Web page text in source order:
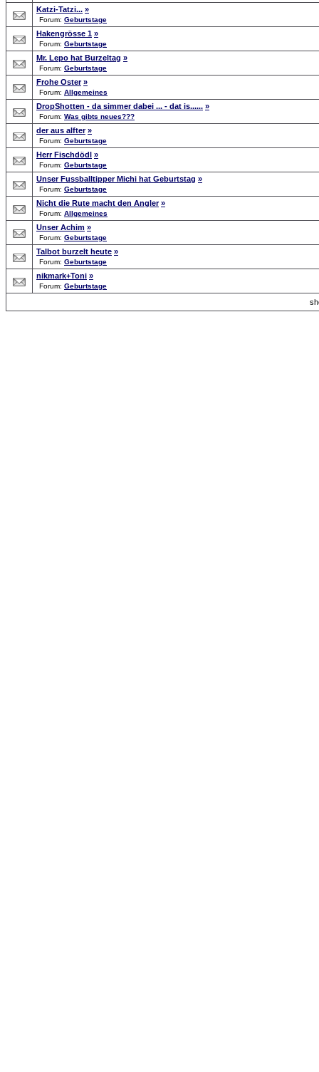
Katzi-Tatzi... »
Forum: Geburtstage
Hakengrösse 1 »
Forum: Geburtstage
Mr. Lepo hat Burzeltag »
Forum: Geburtstage
Frohe Oster »
Forum: Allgemeines
DropShotten - da simmer dabei ... - dat is...... »
Forum: Was gibts neues???
der aus alfter »
Forum: Geburtstage
Herr Fischdödl »
Forum: Geburtstage
Unser Fussballtipper Michi hat Geburtstag »
Forum: Geburtstage
Nicht die Rute macht den Angler »
Forum: Allgemeines
Unser Achim »
Forum: Geburtstage
Talbot burzelt heute »
Forum: Geburtstage
nikmark+Toni »
Forum: Geburtstage